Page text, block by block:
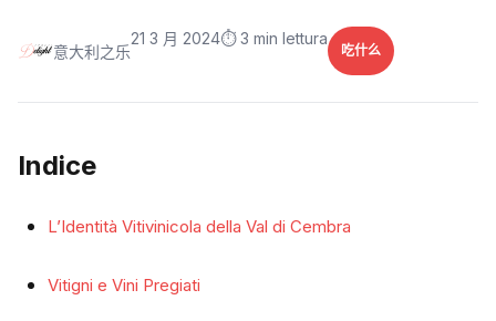
意大利之乐
21 3 月 2024⏱️ 3 min lettura
吃什么
Indice
L’Identità Vitivinicola della Val di Cembra
Vitigni e Vini Pregiati